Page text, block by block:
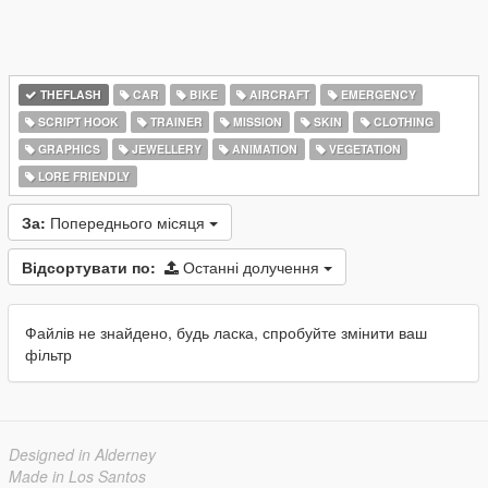
THEFLASH CAR BIKE AIRCRAFT
EMERGENCY
SCRIPT HOOK
TRAINER MISSION SKIN
CLOTHING
GRAPHICS
JEWELLERY ANIMATION
VEGETATION
LORE FRIENDLY
За: Попереднього місяця
Відсортувати по: Останні долучення
Файлів не знайдено, будь ласка, спробуйте змінити ваш
фільтр
Designed in Alderney
Made in Los Santos